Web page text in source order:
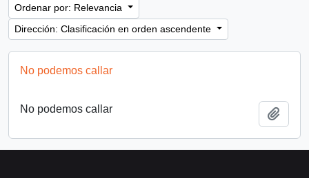
Ordenar por: Relevancia
Dirección: Clasificación en orden ascendente
No podemos callar
No podemos callar